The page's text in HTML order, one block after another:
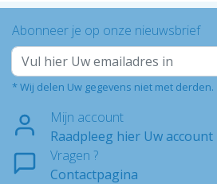
Abonneer je op onze nieuwsbrief
* Wij delen Uw gegevens niet met derden.
Mijn account
Raadpleeg hier Uw account
Vragen ?
Contactpagina